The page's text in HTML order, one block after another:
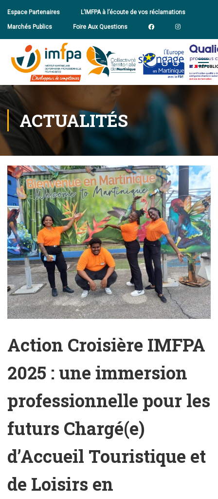
Espace Partenaires L’IMFPA à l’écoute de vos réclamations
Marchés Publics Foire Aux Questions
ACTUALITÉS
Action Croisière IMFPA
2025 : une immersion
professionnelle pour les
futurs Chargé(e)
d’Accueil Touristique et
de Loisirs en